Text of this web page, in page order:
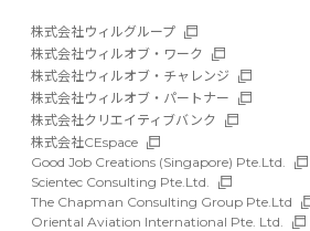
株式会社ウィルグループ
株式会社ウィルオブ・ワーク
株式会社ウィルオブ・チャレンジ
株式会社ウィルオブ・パートナー
株式会社クリエイティブバンク
株式会社CEspace
Good Job Creations (Singapore) Pte.Ltd.
Scientec Consulting Pte.Ltd.
The Chapman Consulting Group Pte.Ltd
Oriental Aviation International Pte. Ltd.